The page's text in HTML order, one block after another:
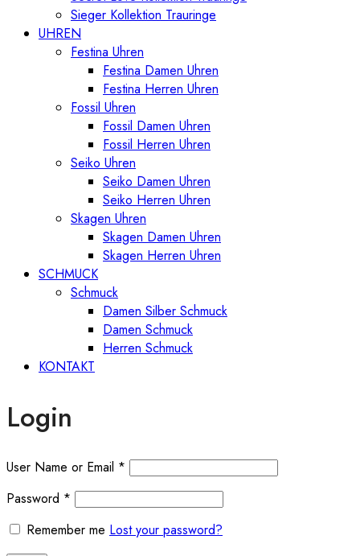
Sieger Kollektion Trauringe
UHREN
Festina Uhren
Festina Damen Uhren
Festina Herren Uhren
Fossil Uhren
Fossil Damen Uhren
Fossil Herren Uhren
Seiko Uhren
Seiko Damen Uhren
Seiko Herren Uhren
Skagen Uhren
Skagen Damen Uhren
Skagen Herren Uhren
SCHMUCK
Schmuck
Damen Silber Schmuck
Damen Schmuck
Herren Schmuck
KONTAKT
Login
User Name or Email *
Password *
Remember me Lost your password?